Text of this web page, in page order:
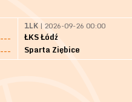
---
---
1LK | 2026-09-26 00:00
ŁKS Łódź
Sparta Ziębice